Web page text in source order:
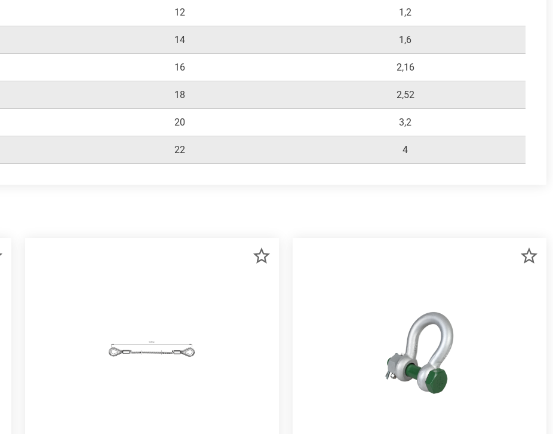
12 1,2
14 1,6
16 2,16
18 2,52
20 3,2
22 4